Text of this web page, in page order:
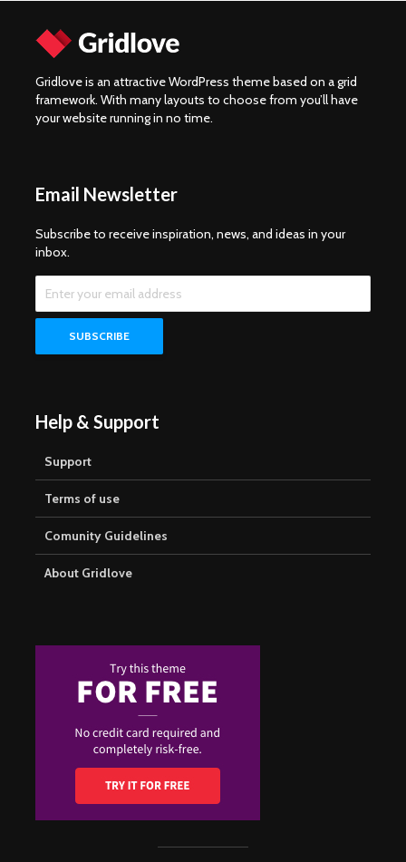
Gridlove is an attractive WordPress theme based on a grid
framework. With many layouts to choose from you’ll have
your website running in no time.
Email Newsletter
Subscribe to receive inspiration, news, and ideas in your
inbox.
Help & Support
Support
Terms of use
Comunity Guidelines
About Gridlove